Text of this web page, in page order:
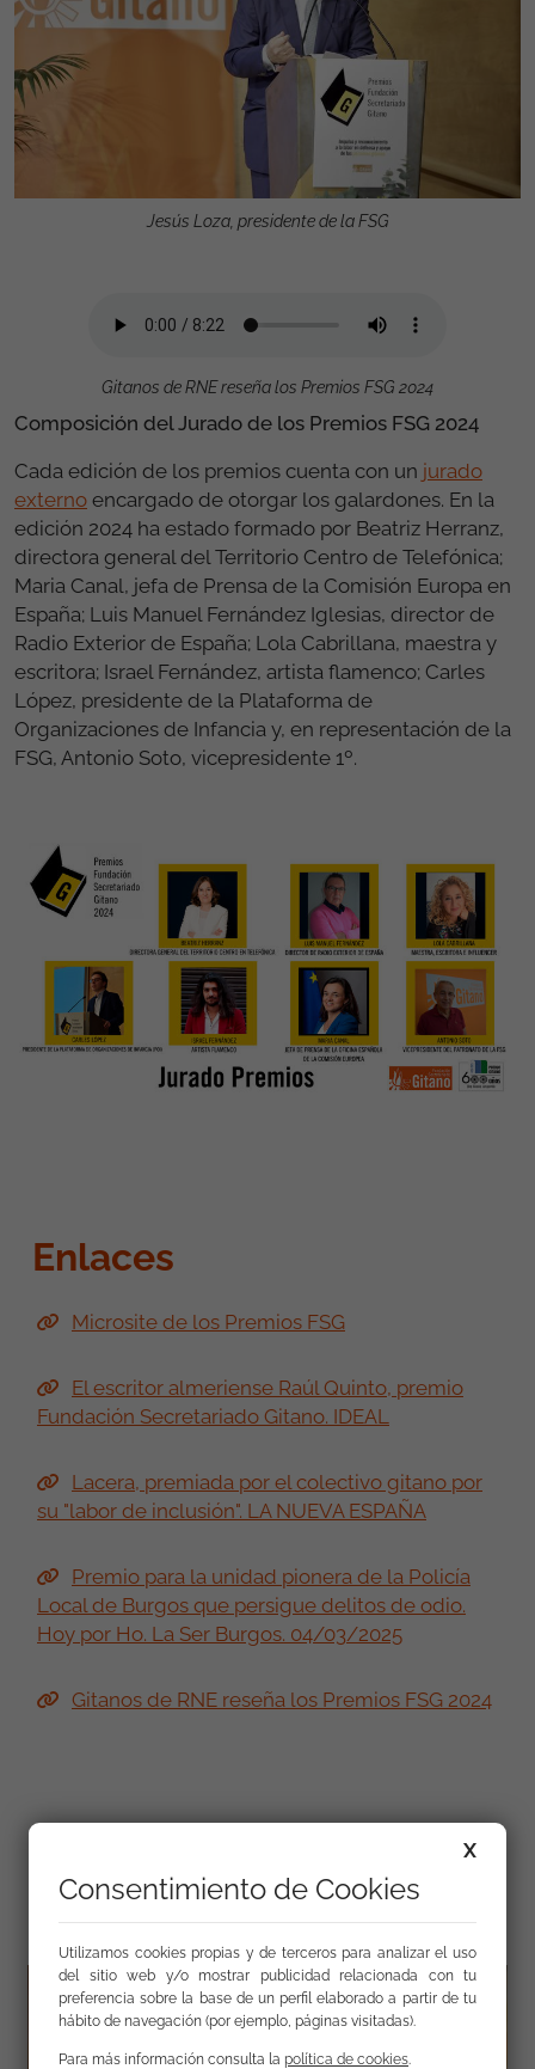
Jesús Loza, presidente de la FSG
Gitanos de RNE reseña los Premios FSG 2024
Composición del Jurado de los Premios FSG 2024
Cada edición de los premios cuenta con un jurado
externo encargado de otorgar los galardones. En la
edición 2024 ha estado formado por Beatriz Herranz,
directora general del Territorio Centro de Telefónica;
Maria Canal, jefa de Prensa de la Comisión Europa en
España; Luis Manuel Fernández Iglesias, director de
Radio Exterior de España; Lola Cabrillana, maestra y
escritora; Israel Fernández, artista flamenco; Carles
López, presidente de la Plataforma de
Organizaciones de Infancia y, en representación de la
FSG, Antonio Soto, vicepresidente 1º.
Enlaces
Microsite de los Premios FSG
El escritor almeriense Raúl Quinto, premio
Fundación Secretariado Gitano. IDEAL
Lacera, premiada por el colectivo gitano por
su "labor de inclusión". LA NUEVA ESPAÑA
Premio para la unidad pionera de la Policía
Local de Burgos que persigue delitos de odio.
Hoy por Ho. La Ser Burgos. 04/03/2025
Gitanos de RNE reseña los Premios FSG 2024
Galería
X
Consentimiento de Cookies
Utilizamos cookies propias y de terceros para analizar el uso
del sitio web y/o mostrar publicidad relacionada con tu
preferencia sobre la base de un perfil elaborado a partir de tu
hábito de navegación (por ejemplo, páginas visitadas).
Para más información consulta la política de cookies.